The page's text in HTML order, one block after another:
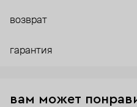
возврат
гарантия
вам может